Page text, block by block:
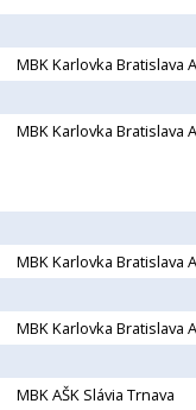
MBK Karlovka Bratislava A
MBK Karlovka Bratislava A
MBK Karlovka Bratislava A
MBK Karlovka Bratislava A
MBK AŠK Slávia Trnava